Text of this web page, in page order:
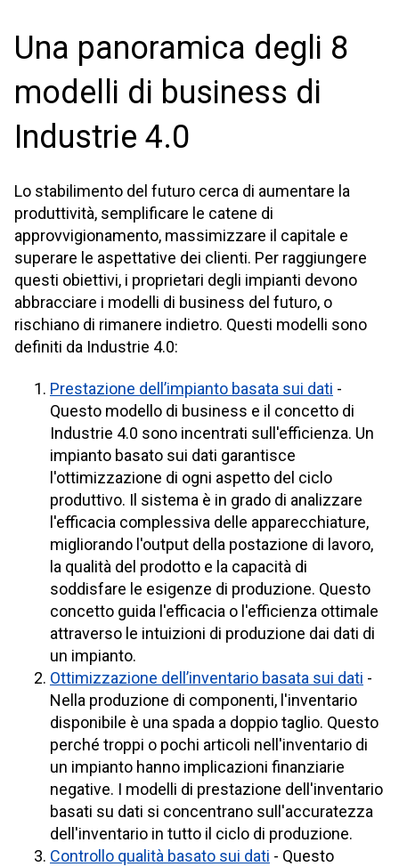
Una panoramica degli 8
modelli di business di
Industrie 4.0
Lo stabilimento del futuro cerca di aumentare la
produttività, semplificare le catene di
approvvigionamento, massimizzare il capitale e
superare le aspettative dei clienti. Per raggiungere
questi obiettivi, i proprietari degli impianti devono
abbracciare i modelli di business del futuro, o
rischiano di rimanere indietro. Questi modelli sono
definiti da Industrie 4.0:
Prestazione dell’impianto basata sui dati -
Questo modello di business e il concetto di
Industrie 4.0 sono incentrati sull'efficienza. Un
impianto basato sui dati garantisce
l'ottimizzazione di ogni aspetto del ciclo
produttivo. Il sistema è in grado di analizzare
l'efficacia complessiva delle apparecchiature,
migliorando l'output della postazione di lavoro,
la qualità del prodotto e la capacità di
soddisfare le esigenze di produzione. Questo
concetto guida l'efficacia o l'efficienza ottimale
attraverso le intuizioni di produzione dai dati di
un impianto.
Ottimizzazione dell’inventario basata sui dati -
Nella produzione di componenti, l'inventario
disponibile è una spada a doppio taglio. Questo
perché troppi o pochi articoli nell'inventario di
un impianto hanno implicazioni finanziarie
negative. I modelli di prestazione dell'inventario
basati su dati si concentrano sull'accuratezza
dell'inventario in tutto il ciclo di produzione.
Controllo qualità basato sui dati - Questo